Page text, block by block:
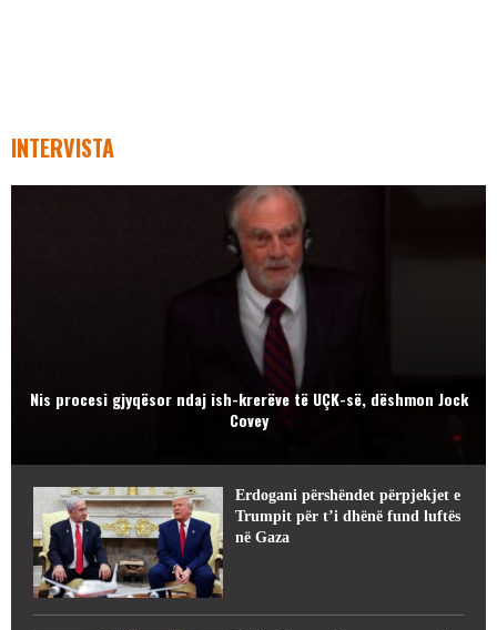
INTERVISTA
Nis procesi gjyqësor ndaj ish-krerëve të UÇK-së, dëshmon Jock
Covey
Erdogani përshëndet përpjekjet e
Trumpit për t’i dhënë fund luftës
në Gaza